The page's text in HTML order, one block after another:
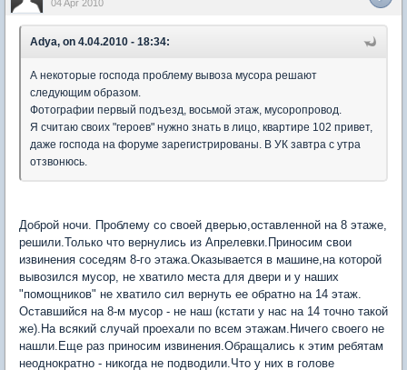
04 Apr 2010
Adya, on 4.04.2010 - 18:34:
А некоторые господа проблему вывоза мусора решают
следующим образом.
Фотографии первый подъезд, восьмой этаж, мусоропровод.
Я считаю своих "героев" нужно знать в лицо, квартире 102 привет,
даже господа на форуме зарегистрированы. В УК завтра с утра
отзвонюсь.
Доброй ночи. Проблему со своей дверью,оставленной на 8 этаже,
решили.Только что вернулись из Апрелевки.Приносим свои
извинения соседям 8-го этажа.Оказывается в машине,на которой
вывозился мусор, не хватило места для двери и у наших
"помощников" не хватило сил вернуть ее обратно на 14 этаж.
Оставшийся на 8-м мусор - не наш (кстати у нас на 14 точно такой
же).На всякий случай проехали по всем этажам.Ничего своего не
нашли.Еще раз приносим извинения.Обращались к этим ребятам
неоднократно - никогда не подводили.Что у них в голове